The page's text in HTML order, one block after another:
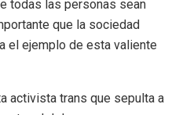
todas las personas sean
que la sociedad
el ejemplo de esta valiente
activista trans que sepulta a